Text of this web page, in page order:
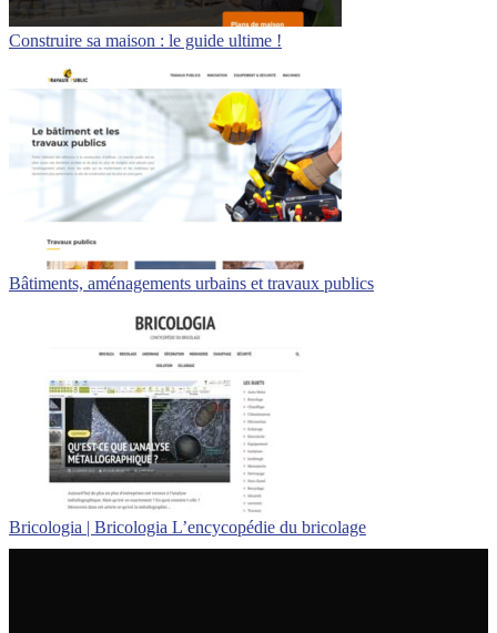
Construire sa maison : le guide ultime !
Bâtiments, aménagements urbains et travaux publics
Bricologia | Bricologia L’encycopédie du bricolage